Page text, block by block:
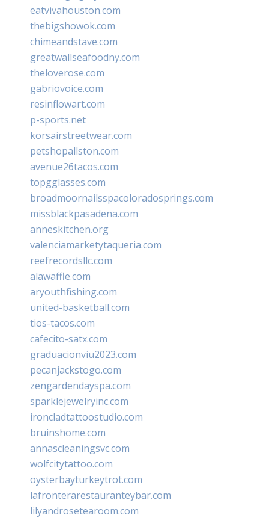
eatvivahouston.com
thebigshowok.com
chimeandstave.com
greatwallseafoodny.com
theloverose.com
gabriovoice.com
resinflowart.com
p-sports.net
korsairstreetwear.com
petshopallston.com
avenue26tacos.com
topgglasses.com
broadmoornailsspacoloradosprings.com
missblackpasadena.com
anneskitchen.org
valenciamarketytaqueria.com
reefrecordsllc.com
alawaffle.com
aryouthfishing.com
united-basketball.com
tios-tacos.com
cafecito-satx.com
graduacionviu2023.com
pecanjackstogo.com
zengardendayspa.com
sparklejewelryinc.com
ironcladtattoostudio.com
bruinshome.com
annascleaningsvc.com
wolfcitytattoo.com
oysterbayturkeytrot.com
lafronterarestauranteybar.com
lilyandrosetearoom.com